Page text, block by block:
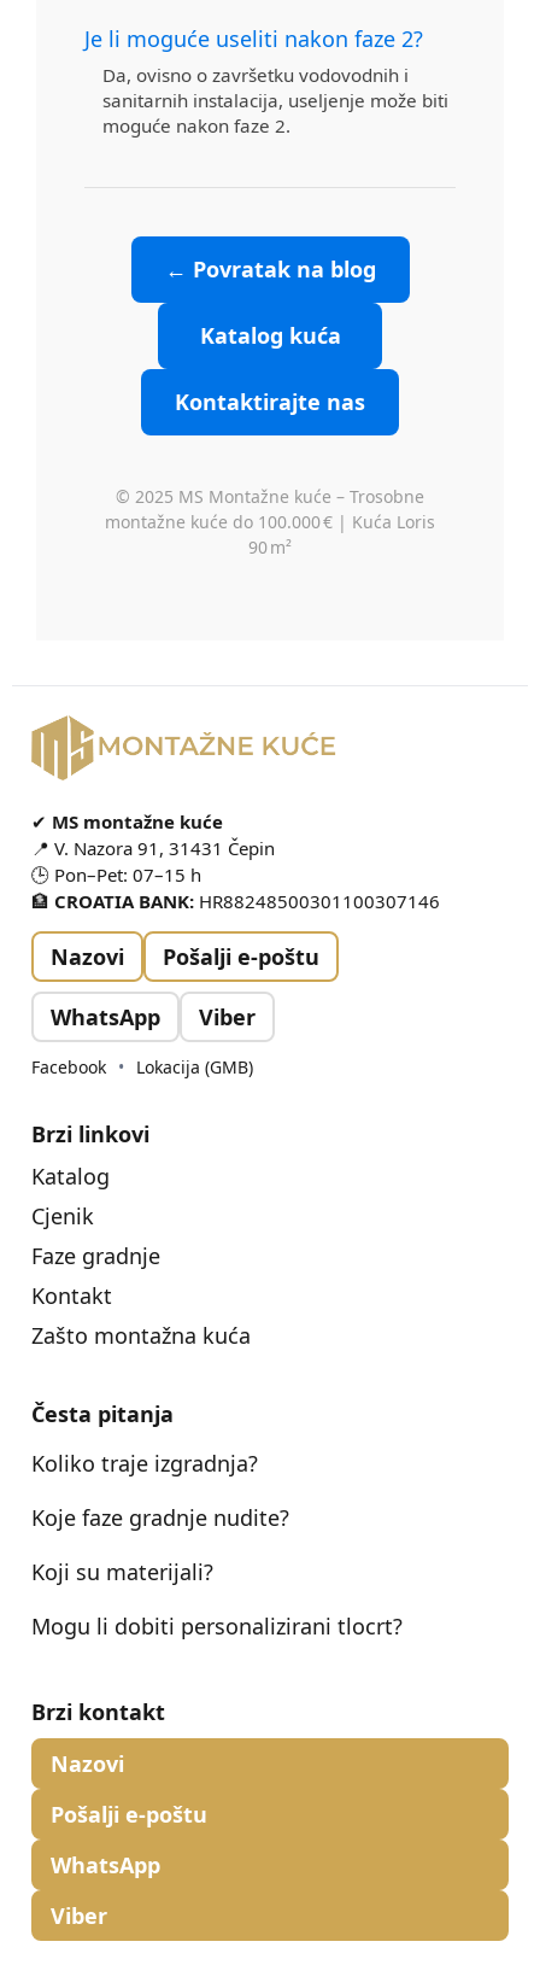
Je li moguće useliti nakon faze 2?
Da, ovisno o završetku vodovodnih i
sanitarnih instalacija, useljenje može biti
moguće nakon faze 2.
← Povratak na blog
Katalog kuća
Kontaktirajte nas
© 2025 MS Montažne kuće – Trosobne
montažne kuće do 100.000 € | Kuća Loris
90 m²
✔ MS montažne kuće
📍 V. Nazora 91, 31431 Čepin
🕒 Pon–Pet: 07–15 h
🏦 CROATIA BANK: HR88248500301100307146
Nazovi Pošalji e-poštu
WhatsApp Viber
Facebook • Lokacija (GMB)
Brzi linkovi
Katalog
Cjenik
Faze gradnje
Kontakt
Zašto montažna kuća
Česta pitanja
Koliko traje izgradnja?
Koje faze gradnje nudite?
Koji su materijali?
Mogu li dobiti personalizirani tlocrt?
Brzi kontakt
Nazovi
Pošalji e-poštu
WhatsApp
Viber